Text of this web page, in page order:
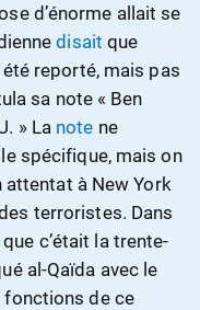
d’énorme allait se
disait que
été reporté, mais pas
sa note « Ben
» La note ne
spécifique, mais on
à New York
terroristes. Dans
que c’était la trente-
al-Qaïda avec le
fonctions de ce